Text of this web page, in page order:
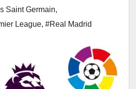
Saint Germain,
League, #Real Madrid